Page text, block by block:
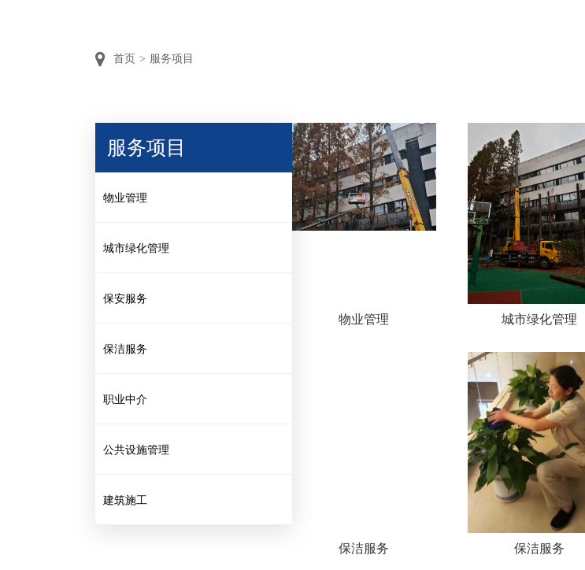
首页 > 服务项目
服务项目
物业管理
城市绿化管理
保安服务
保洁服务
职业中介
公共设施管理
建筑施工
物业管理 城市绿化管理
保洁服务 保洁服务